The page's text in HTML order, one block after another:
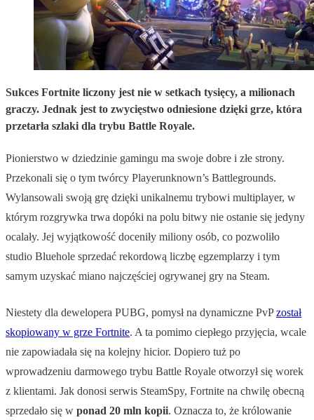
Sukces Fortnite liczony jest nie w setkach tysięcy, a milionach
graczy. Jednak jest to zwycięstwo odniesione dzięki grze, która
przetarła szlaki dla trybu Battle Royale.
Pionierstwo w dziedzinie gamingu ma swoje dobre i złe strony.
Przekonali się o tym twórcy Playerunknown’s Battlegrounds.
Wylansowali swoją grę dzięki unikalnemu trybowi multiplayer, w
którym rozgrywka trwa dopóki na polu bitwy nie ostanie się jedyny
ocalały. Jej wyjątkowość doceniły miliony osób, co pozwoliło
studio Bluehole sprzedać rekordową liczbę egzemplarzy i tym
samym uzyskać miano najczęściej ogrywanej gry na Steam.
Niestety dla dewelopera PUBG, pomysł na dynamiczne PvPzostał
skopiowany w grze Fortnite. A ta pomimo ciepłego przyjęcia, wcale
nie zapowiadała się na kolejny hicior. Dopiero tuż po
wprowadzeniu darmowego trybu Battle Royale otworzył się worek
z klientami. Jak donosi serwis SteamSpy, Fortnite na chwilę obecną
sprzedało się w ponad 20 mln kopii. Oznacza to, że królowanie